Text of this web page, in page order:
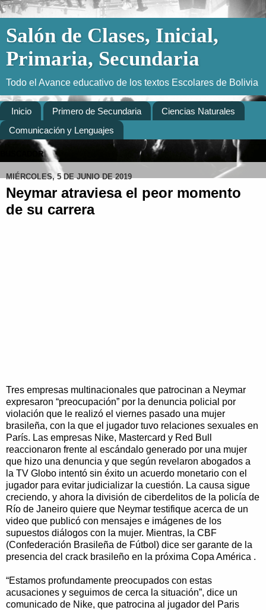
Salón de Clases, Inicial,
Primaria, Secundaria
Todo el Avance educativo de los textos Escolares de Bolivia
Inicio Primero de Secundaria
Ciencias Naturales
Comunicación y Lenguajes
BUSCADOR
MIÉRCOLES, 5 DE JUNIO DE 2019
Neymar atraviesa el peor momento
de su carrera
Tres empresas multinacionales que patrocinan a Neymar
expresaron “preocupación” por la denuncia policial por
violación que le realizó el viernes pasado una mujer
brasileña, con la que el jugador tuvo relaciones sexuales en
París. Las empresas Nike, Mastercard y Red Bull
reaccionaron frente al escándalo generado por una mujer
que hizo una denuncia y que según revelaron abogados a
la TV Globo intentó sin éxito un acuerdo monetario con el
jugador para evitar judicializar la cuestión. La causa sigue
creciendo, y ahora la división de ciberdelitos de la policía de
Río de Janeiro quiere que Neymar testifique acerca de un
video que publicó con mensajes e imágenes de los
supuestos diálogos con la mujer. Mientras, la CBF
(Confederación Brasileña de Fútbol) dice ser garante de la
presencia del crack brasileño en la próxima Copa América .
“Estamos profundamente preocupados con estas
acusaciones y seguimos de cerca la situación”, dice un
comunicado de Nike, que patrocina al jugador del Paris